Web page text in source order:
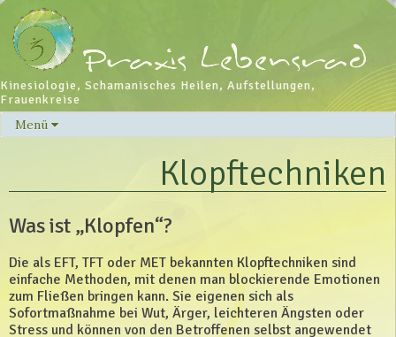
Kinesiologie, Schamanisches Heilen, Aufstellungen,
Frauenkreise
Menü
Skip
Klopftechniken
Was ist „Klopfen“?
Die als EFT, TFT oder MET bekannten Klopftechniken sind
einfache Methoden, mit denen man blockierende Emotionen
zum Fließen bringen kann. Sie eigenen sich als
Sofortmaßnahme bei Wut, Ärger, leichteren Ängsten oder
Stress und können von den Betroffenen selbst angewendet